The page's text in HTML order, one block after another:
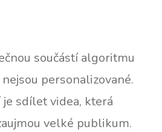
součástí algoritmu
personalizované.
sdílet videa, která
velké publikum.